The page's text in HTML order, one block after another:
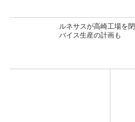
ルネサスが高崎工場を
バイス生産の計画も